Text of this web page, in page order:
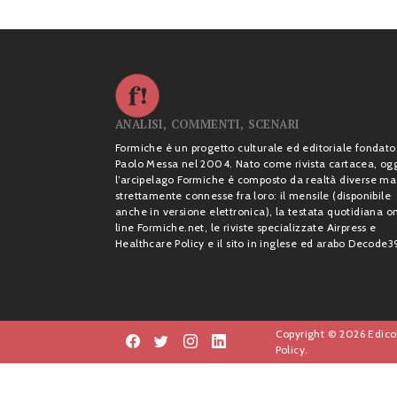
ANALISI, COMMENTI, SCENARI
Formiche è un progetto culturale ed editoriale fondato
Paolo Messa nel 2004. Nato come rivista cartacea,
l’arcipelago Formiche è composto da realtà diverse ma
strettamente connesse fra loro: il mensile (disponibile
anche in versione elettronica), la testata quotidiana
line Formiche.net, le riviste specializzate Airpress e
Healthcare Policy e il sito in inglese ed arabo
Copyright © 2026
Policy.